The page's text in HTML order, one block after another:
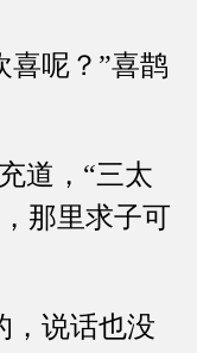
呢？”喜鹊
道，“三太
那里求子可
说话也没